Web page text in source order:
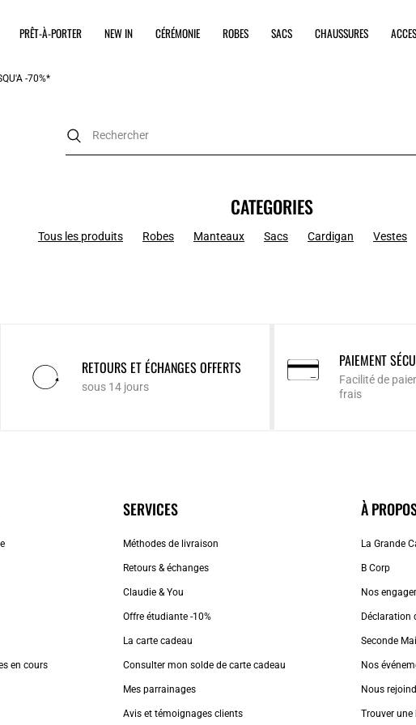
PRÊT-À-PORTER NEW IN CÉRÉMONIE ROBES SACS CHAUSSURES
-70%*
CATEGORIES
Tous les produits Robes Manteaux Sacs Cardigan Vestes
RETOURS ET ÉCHANGES OFFERTS
sous 14 jours
PAIEMENT
Facilité de
frais
en cours
SERVICES
Méthodes de livraison
Retours & échanges
Claudie & You
Offre étudiante -10%
La carte cadeau
Consulter mon solde de carte cadeau
Mes parrainages
Avis et témoignages clients
À
La Grande
B Corp
Nos
Déclaration
Seconde
Nos
Nous
Trouver